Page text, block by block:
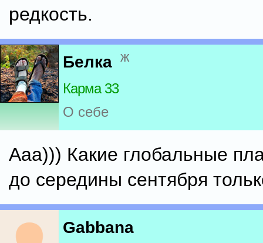
редкость.
Белка ж
Карма 33
О себе
Ааа))) Какие глобальные
до середины сентября
Gabbana